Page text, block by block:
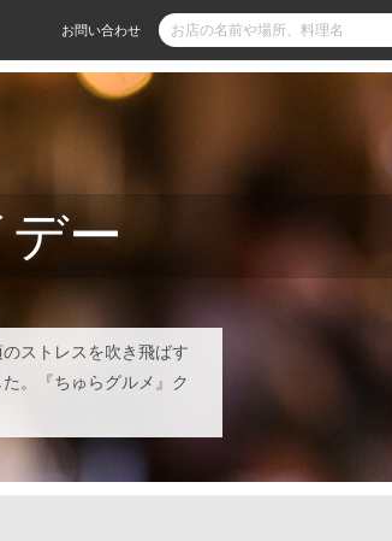
お問い合わせ
ー
ストレスを吹き飛ばす
。『ちゅらグルメ』ク